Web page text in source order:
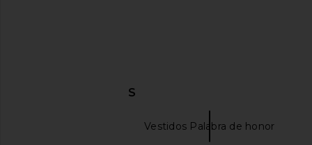
DESCUBRIR MÁS
Vestidos Palabra de honor